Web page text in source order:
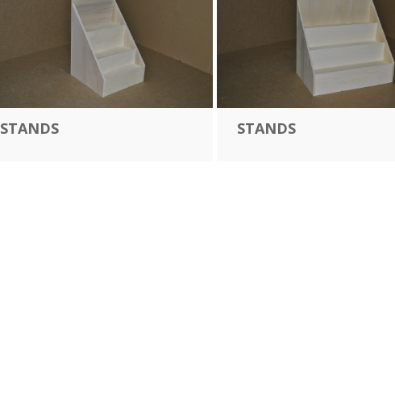
STANDS STANDS